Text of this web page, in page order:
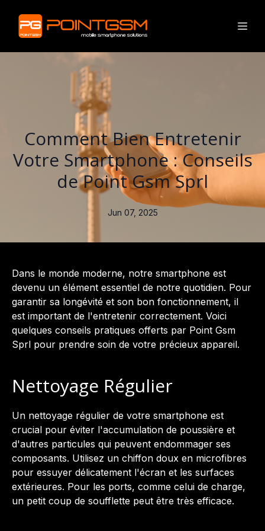
Comment Bien Entretenir
Votre Smartphone : Conseils
de Point Gsm Sprl
Jun 07, 2025
Dans le monde moderne, notre smartphone est
devenu un élément essentiel de notre quotidien. Pour
garantir sa longévité et son bon fonctionnement, il
est important de l'entretenir correctement. Voici
quelques conseils pratiques offerts par Point Gsm
Sprl pour prendre soin de votre précieux appareil.
Nettoyage Régulier
Un nettoyage régulier de votre smartphone est
crucial pour éviter l'accumulation de poussière et
d'autres particules qui peuvent endommager ses
composants. Utilisez un chiffon doux en microfibres
pour essuyer délicatement l'écran et les surfaces
extérieures. Pour les ports, comme celui de charge,
un petit coup de soufflette peut être très efficace.